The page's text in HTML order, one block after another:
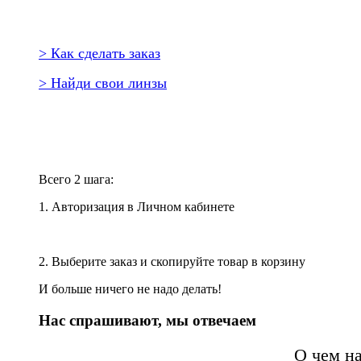
> Как сделать заказ
> Найди свои линзы
Всего 2 шага:
1. Авторизация в Личном кабинете
2. Выберите заказ и скопируйте товар в корзину
И больше ничего не надо делать!
Нас спрашивают, мы отвечаем
О чем